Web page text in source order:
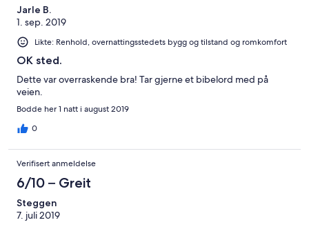
anmeldelser.
Jarle B.
1. sep. 2019
Likte: Renhold, overnattingsstedets bygg og tilstand og romkomfort
OK sted.
Dette var overraskende bra! Tar gjerne et bibelord med på
veien.
Bodde her 1 natt i august 2019
0
Verifisert anmeldelse
6/10 – Greit
Steggen
7. juli 2019